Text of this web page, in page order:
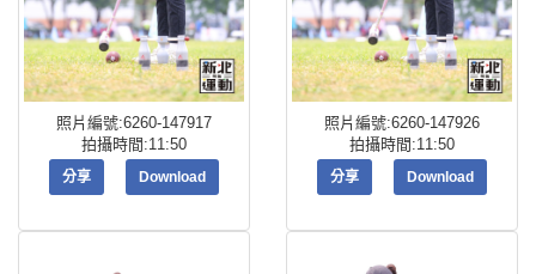
照片編號:6260-147917
拍攝時間:11:50
分享 Download
照片編號:6260-147926
拍攝時間:11:50
分享 Download